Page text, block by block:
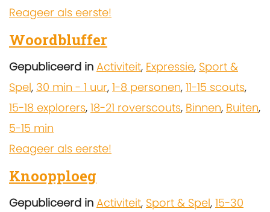
Reageer als eerste!
Woordbluffer
Gepubliceerd in Activiteit, Expressie, Sport &
Spel, 30 min - 1 uur, 1-8 personen, 11-15 scouts,
15-18 explorers, 18-21 roverscouts, Binnen, Buiten,
5-15 min
Reageer als eerste!
Knoopploeg
Gepubliceerd in Activiteit, Sport & Spel, 15-30